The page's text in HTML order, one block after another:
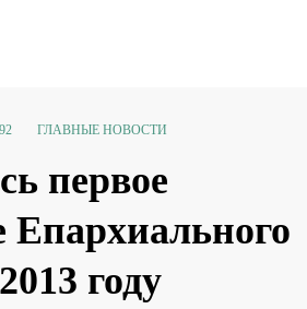
ГЛАВНЫЕ НОВОСТИ
первое
Епархиального
году